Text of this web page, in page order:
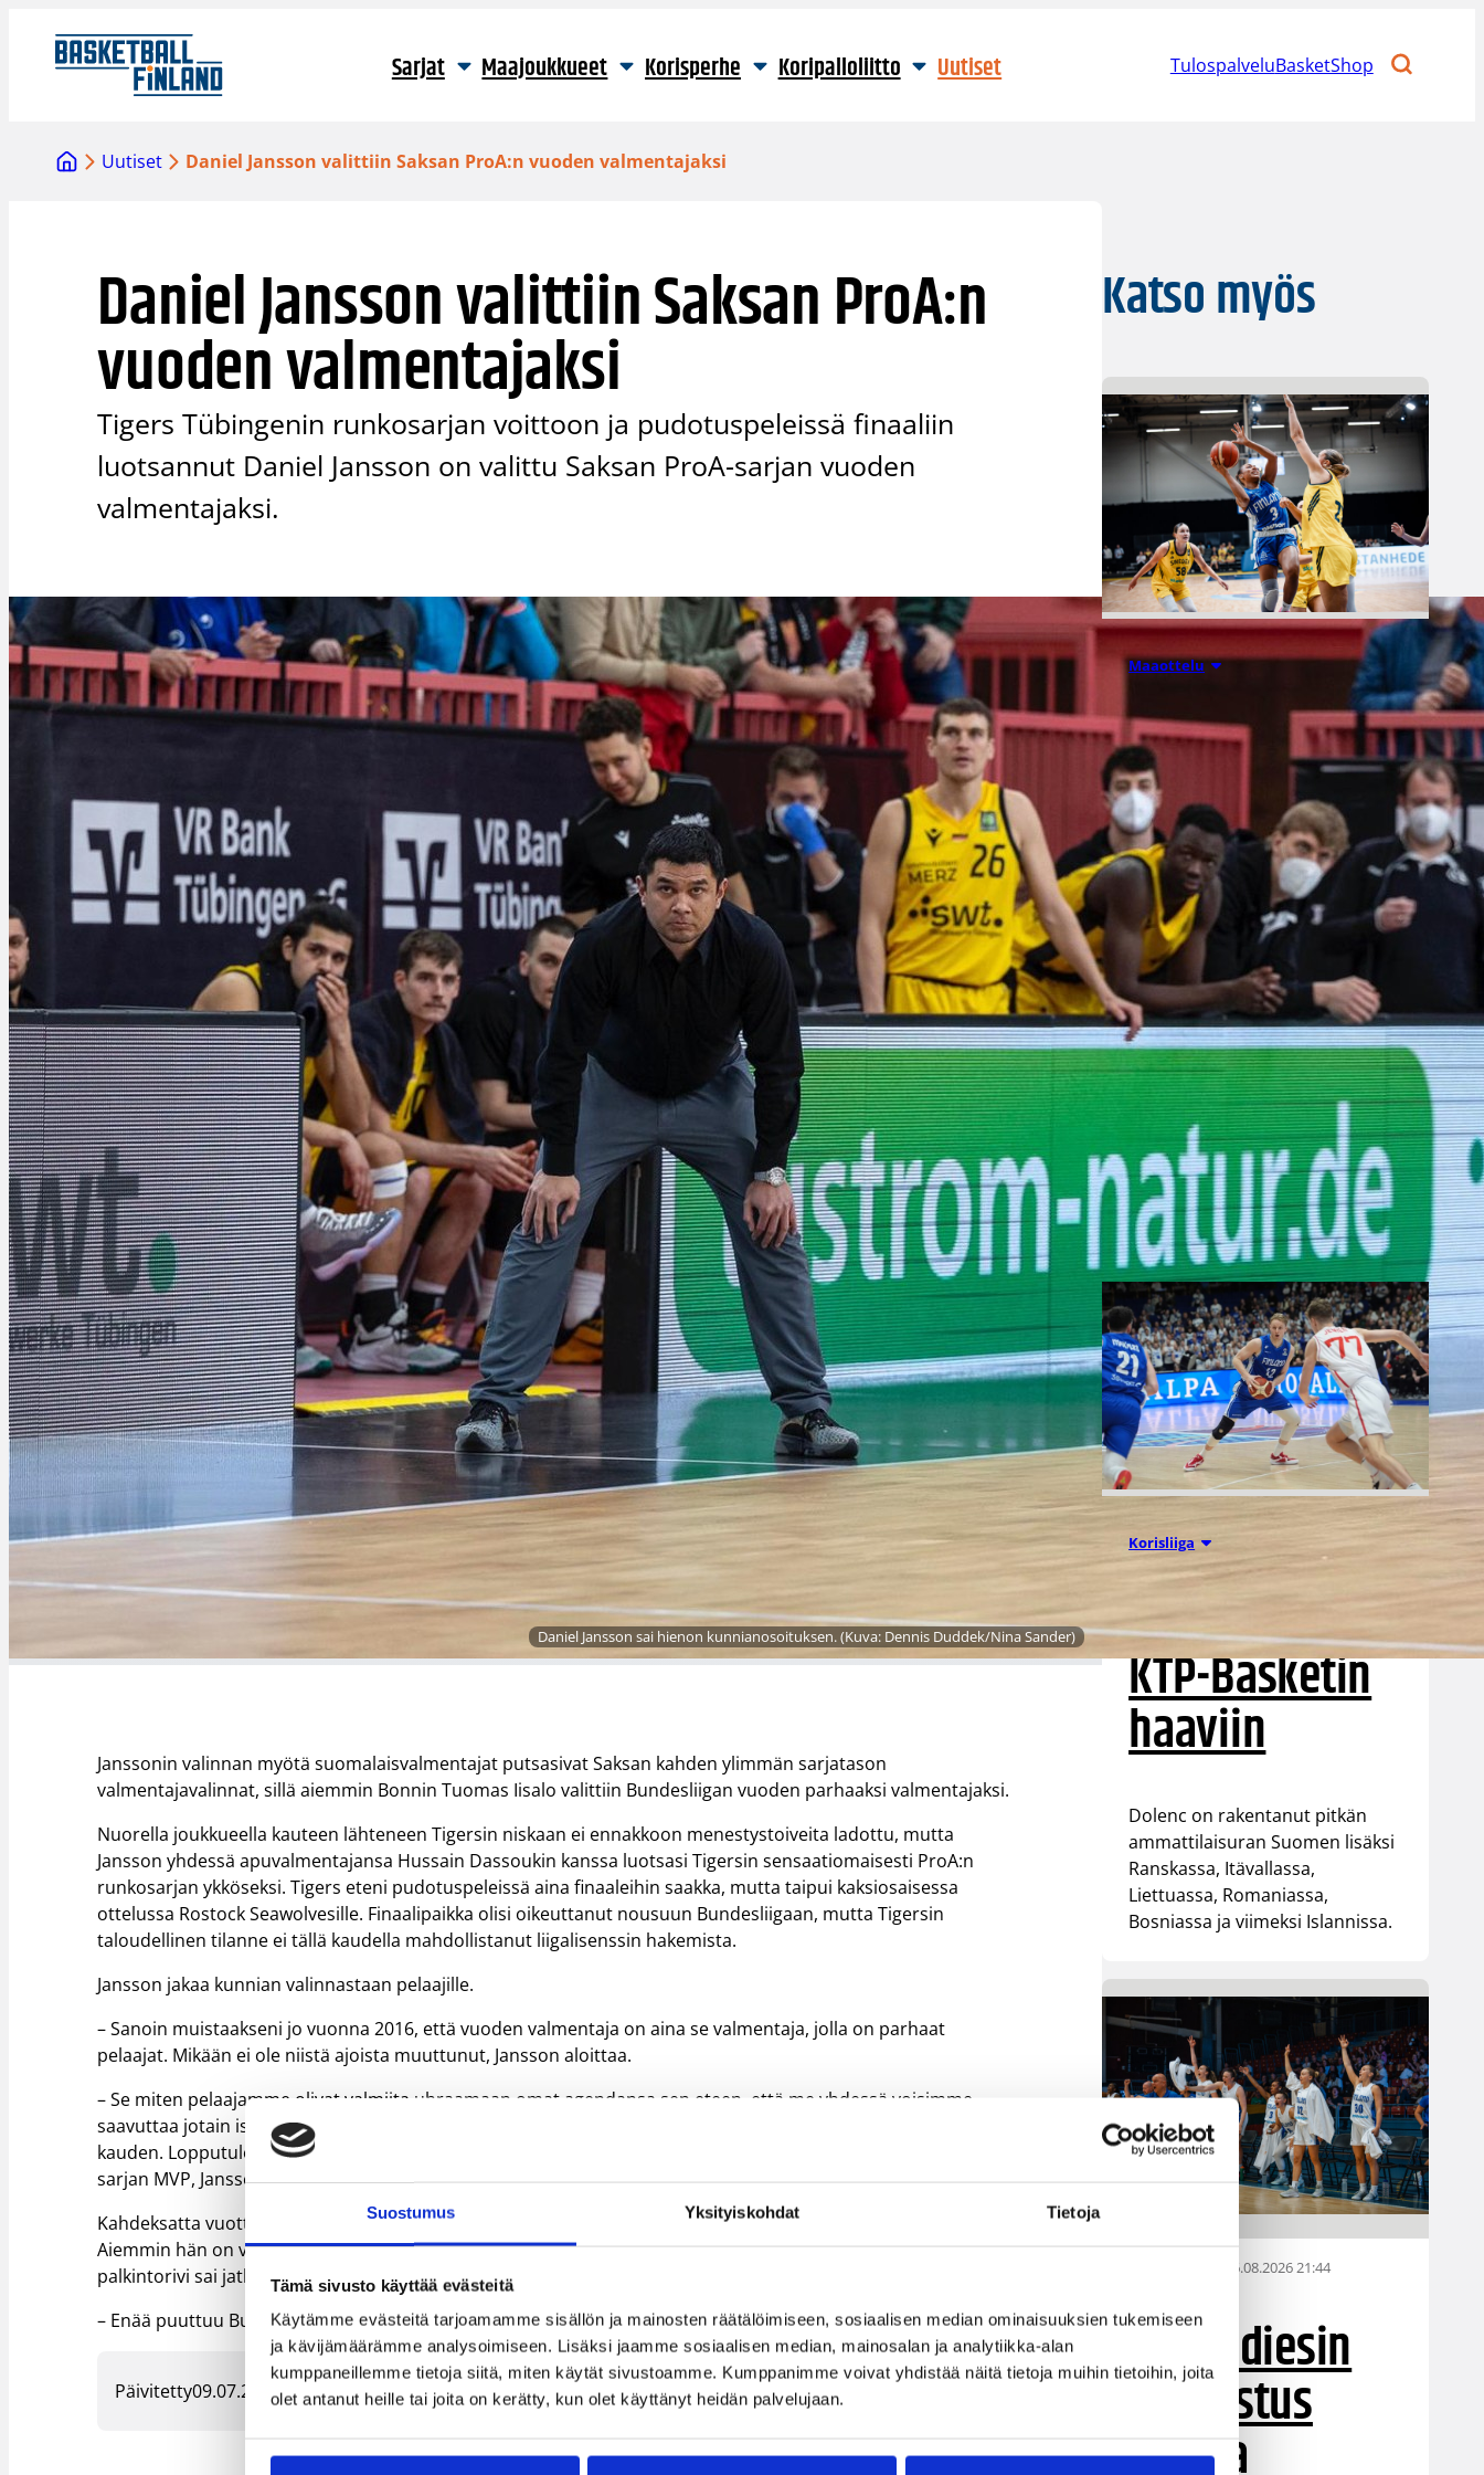
Suostumus Yksityiskohdat Tietoja
Tämä sivusto käyttää evästeitä
Käytämme evästeitä tarjoamamme sisällön ja mainosten räätälöimiseen, sosiaalisen median ominaisuuksien tukemiseen
ja kävijämäärämme analysoimiseen. Lisäksi jaamme sosiaalisen median, mainosalan ja analytiikka-alan
kumppaneillemme tietoja siitä, miten käytät sivustoamme. Kumppanimme voivat yhdistää näitä tietoja muihin tietoihin, joita
olet antanut heille tai joita on kerätty, kun olet käyttänyt heidän palvelujaan.
sisältöön
Sarjat Maajoukkueet Korisperhe Koripalloliitto Uutiset TulospalveluBasketShop
Uutiset Daniel Jansson valittiin Saksan ProA:n vuoden valmentajaksi
Daniel Jansson valittiin Saksan ProA:n
vuoden valmentajaksi
Tigers Tübingenin runkosarjan voittoon ja pudotuspeleissä finaaliin
luotsannut Daniel Jansson on valittu Saksan ProA-sarjan vuoden
valmentajaksi.
Daniel Jansson sai hienon kunnianosoituksen. (Kuva: Dennis Duddek/Nina Sander)
Janssonin valinnan myötä suomalaisvalmentajat putsasivat Saksan kahden ylimmän sarjatason
valmentajavalinnat, sillä aiemmin Bonnin Tuomas Iisalo valittiin Bundesliigan vuoden parhaaksi valmentajaksi.
Nuorella joukkueella kauteen lähteneen Tigersin niskaan ei ennakkoon menestystoiveita ladottu, mutta
Jansson yhdessä apuvalmentajansa Hussain Dassoukin kanssa luotsasi Tigersin sensaatiomaisesti ProA:n
runkosarjan ykköseksi. Tigers eteni pudotuspeleissä aina finaaleihin saakka, mutta taipui kaksiosaisessa
ottelussa Rostock Seawolvesille. Finaalipaikka olisi oikeuttanut nousuun Bundesliigaan, mutta Tigersin
taloudellinen tilanne ei tällä kaudella mahdollistanut liigalisenssin hakemista.
Jansson jakaa kunnian valinnastaan pelaajille.
– Sanoin muistaakseni jo vuonna 2016, että vuoden valmentaja on aina se valmentaja, jolla on parhaat
pelaajat. Mikään ei ole niistä ajoista muuttunut, Jansson aloittaa.
– Se miten pelaajamme olivat valmiita uhraamaan omat agendansa sen eteen, että me yhdessä voisimme
saavuttaa jotain isompaa, oli se syy miksi pelasimme kollektiivisesti paremmin ja ”ylisuoritimme” tämän
kauden. Lopputuloksena minusta leivottiin vuoden valmentaja ja meidän pelaajastamme Ryan Mikesellista
sarjan MVP, Jansson sanoo.
Kahdeksatta vuottaan Saksassa valmentaneelle Janssonille valinta vuoden valmentajaksi oli jo uran kolmas.
Aiemmin hän on voittanut U19 Bundesliigan, NBBL:n, vuoden valmentajan tittelin sekä myös ProB:ssä. Nyt
palkintorivi sai jatkoa ProA:n valinnalla.
– Enää puuttuu Bundesliigan vuoden valmentajan palkinto, Jansson naureskelee.
Päivitetty09.07.2022
Katso myös
Maaottelu 07.08.2026 21:42
Ruotsi piirun
verran
Susiladiesia
parempi
Tukholmassa
Susiladies päätti Tukholmassa
pelatun kahden ottelun
mittaisen miniturnauksen
tappioon, kun Ruotsi oli parempi
loppulukemin 73-68 (33-47).
Suomi pelaa seuraavan kerran
ensi viikonloppuna Helsingissä.
Korisliiga
Daniel Dolenc
KTP-Basketin
haaviin
Dolenc on rakentanut pitkän
ammattilaisuran Suomen lisäksi
Ranskassa, Itävallassa,
Liettuassa, Romaniassa,
Bosniassa ja viimeksi Islannissa.
06.08.2026 21:44
Susiladiesin
puolustus
rautaa